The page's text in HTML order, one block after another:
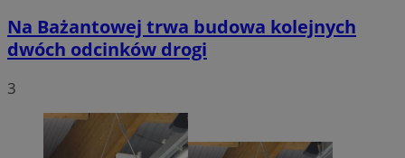
Na Bażantowej trwa budowa kolejnych
dwóch odcinków drogi
3